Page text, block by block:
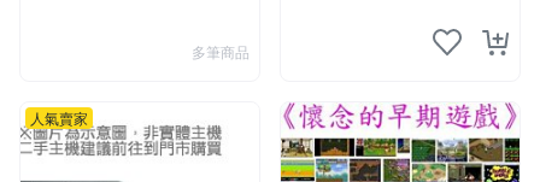
多筆商品
人氣賣家